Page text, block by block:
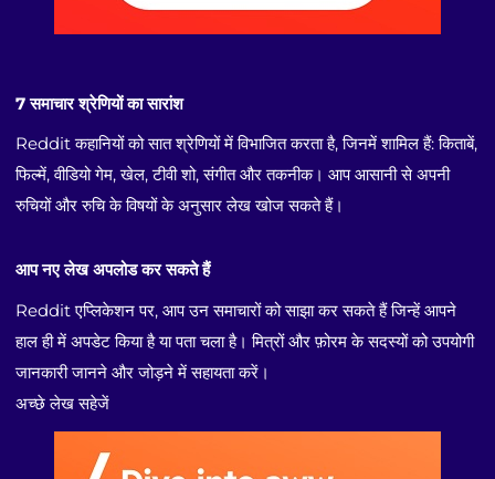
7 समाचार श्रेणियों का सारांश
Reddit कहानियों को सात श्रेणियों में विभाजित करता है, जिनमें शामिल हैं: किताबें,
फिल्में, वीडियो गेम, खेल, टीवी शो, संगीत और तकनीक। आप आसानी से अपनी
रुचियों और रुचि के विषयों के अनुसार लेख खोज सकते हैं।
आप नए लेख अपलोड कर सकते हैं
Reddit एप्लिकेशन पर, आप उन समाचारों को साझा कर सकते हैं जिन्हें आपने
हाल ही में अपडेट किया है या पता चला है। मित्रों और फ़ोरम के सदस्यों को उपयोगी
जानकारी जानने और जोड़ने में सहायता करें।
अच्छे लेख सहेजें